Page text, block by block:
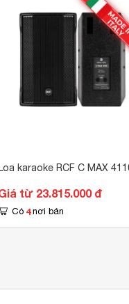
Loa karaoke RCF C MAX
từ 23.815.000 đ
Có 4 nơi bán